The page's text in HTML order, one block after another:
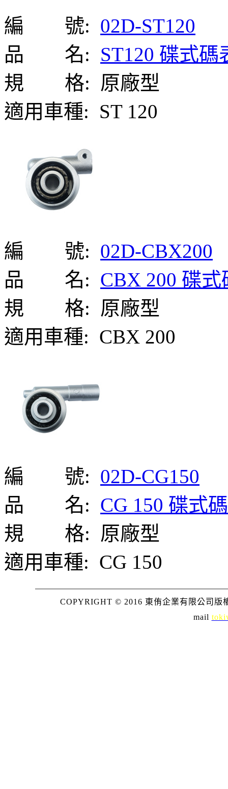
編 號: 02D-ST120
品 名: ST120 碟式碼
規 格: 原廠型
適用車種: ST 120
編 號: 02D-CBX200
品 名: CBX 200 碟
規 格: 原廠型
適用車種: CBX 200
編 號: 02D-CG150
品 名: CG 150 碟式
規 格: 原廠型
適用車種: CG 150
COPYRIGHT © 2016 東侑企業有限公司
mail